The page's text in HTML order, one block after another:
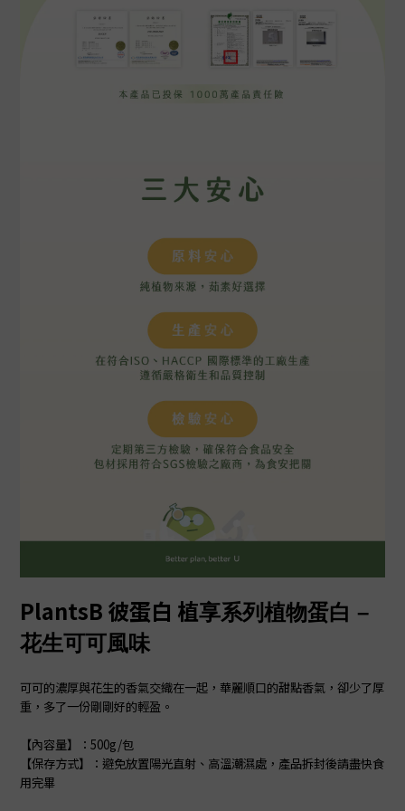
PlantsB 彼蛋白 植享系列植物蛋白 –
花生可可風味
可可的濃厚與花生的香氣交織在一起，華麗順口的甜點香氣，卻少了厚
重，多了一份剛剛好的輕盈。
【內容量】：500g/包
【保存方式】：避免放置陽光直射、高溫潮濕處，產品拆封後請盡快食
用完畢